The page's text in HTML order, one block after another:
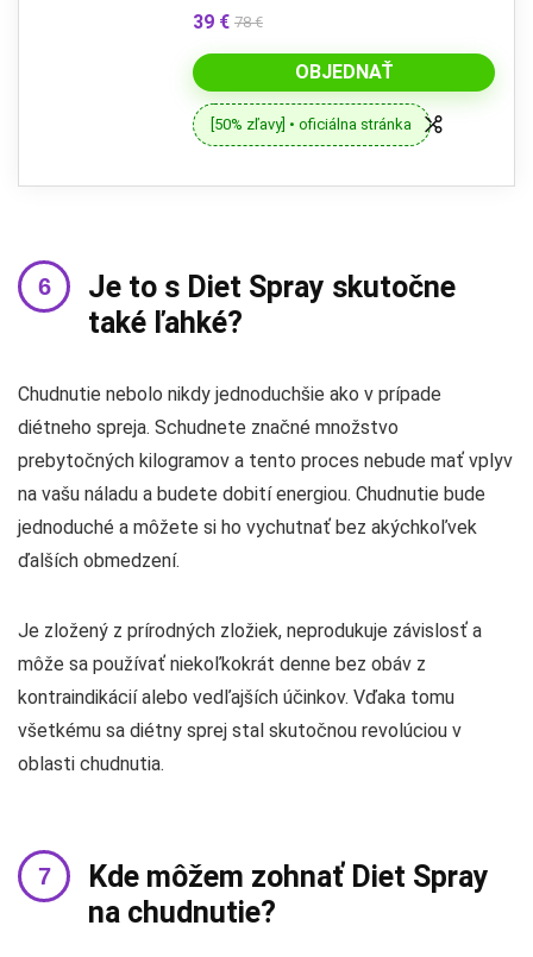
39 € 78 €
OBJEDNAŤ
[50% zľavy] • oficiálna stránka
Je to s Diet Spray skutočne
také ľahké?
Chudnutie nebolo nikdy jednoduchšie ako v prípade
diétneho spreja. Schudnete značné množstvo
prebytočných kilogramov a tento proces nebude mať vplyv
na vašu náladu a budete dobití energiou. Chudnutie bude
jednoduché a môžete si ho vychutnať bez akýchkoľvek
ďalších obmedzení.
Je zložený z prírodných zložiek, neprodukuje závislosť a
môže sa používať niekoľkokrát denne bez obáv z
kontraindikácií alebo vedľajších účinkov. Vďaka tomu
všetkému sa diétny sprej stal skutočnou revolúciou v
oblasti chudnutia.
Kde môžem zohnať Diet Spray
na chudnutie?